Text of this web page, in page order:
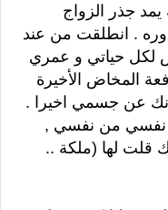
جذر الزواج
. انطلقت من عند
لكل حياتي و عمري
المخاض الأخيرة
عن جسمي اخيرا .
نفسي من نفسي ,
قلت لها (ملكة ..